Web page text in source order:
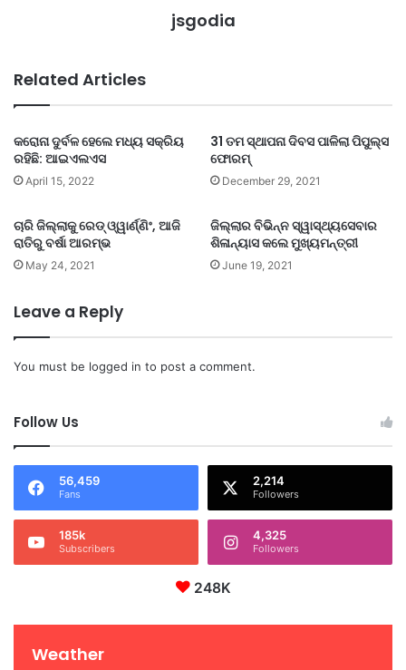
jsgodia
Related Articles
କରୋନା ଦୁର୍ବଳ ହେଲେ ମଧ୍ୟ ସକ୍ରିୟ
ରହିଛି: ଆଇଏଲଏସ
April 15, 2022
31 ତମ ସ୍ଥାପନା ଦିବସ ପାଳିଲା ପିପୁଲ୍ସ
ଫୋରମ୍
December 29, 2021
ଚାରି ଜିଲ୍ଲାକୁ ରେଡ୍ ଓ୍ୱାର୍ଣ୍ଣିଂ, ଆଜି
ରାତିରୁ ବର୍ଷା ଆରମ୍ଭ
May 24, 2021
ଜିଲ୍ଲାର ବିଭିନ୍ନ ସ୍ୱାସ୍ଥ୍ୟସେବାର
ଶିଳାନ୍ୟାସ କଲେ ମୁଖ୍ୟମନ୍ତ୍ରୀ
June 19, 2021
Leave a Reply
You must be logged in to post a comment.
Follow Us
56,459
Fans
2,214
Followers
185k
Subscribers
4,325
Followers
248K
Weather